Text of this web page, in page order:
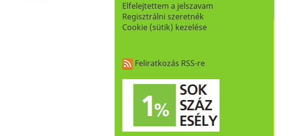
Elfelejtettem a jelszavam
Regisztrálni szeretnék
Cookie (sütik) kezelése
Feliratkozás RSS-re